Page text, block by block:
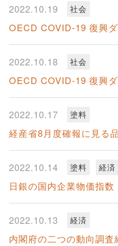
2022.10.19 社会
OECD COVID-19 復興
2022.10.18 社会
OECD COVID-19 復興
2022.10.17 塗料
経産省8月度確報に見る
2022.10.14 塗料 経済
日銀の国内企業物価指数
2022.10.13 経済
内閣府の二つの動向調査